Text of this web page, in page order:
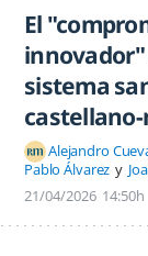
El
sistema
Alejandro
Pablo Álvarez
21/04/2026 14:50h